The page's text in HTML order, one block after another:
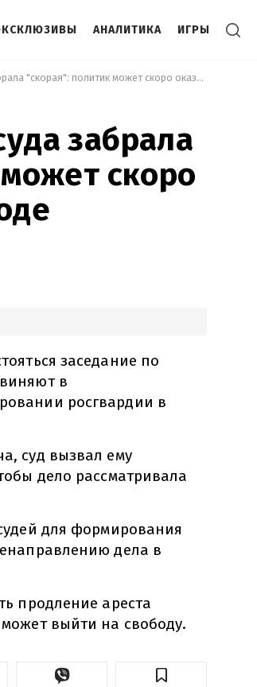
АНАЛИТИКА ИГРЫ
Шуфрича из зала суда забрала "скорая": политик может скоро оказаться на свободе
забрала
скоро
заседание по
в
росгвардии в
суд вызвал ему
дело рассматривала
для формирования
дела в
продление ареста
выйти на свободу.